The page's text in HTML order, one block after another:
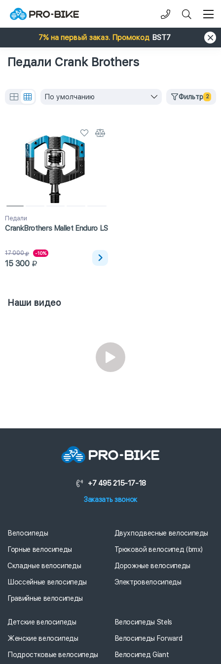
7% на первый заказ. Промокод BST7
Педали Crank Brothers
По умолчанию Фильтр 2
Педали
CrankBrothers Mallet Enduro LS
17 000 -10%
15 300
Наши видео
+7 495 215-17-18
Заказать звонок
Велосипеды
Горные велосипеды
Складные велосипеды
Шоссейные велосипеды
Гравийные велосипеды
Двухподвесные велосипеды
Трюковой велосипед (bmx)
Дорожные велосипеды
Электровелосипеды
Детские велосипеды
Женские велосипеды
Подростковые велосипеды
Велосипеды Stels
Велосипеды Forward
Велосипед Giant